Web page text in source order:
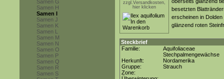
Samen G
Samen H
Samen I
Samen J
Samen K
Samen L
Samen M
Samen N
Samen O
Samen P
Samen Q
Samen R
Samen S
zzgl.Versandkosten,
hier klicken
besetzten
erscheinen in
glänzend roten
Steckbrief
Familie:
Aquifoliaceae
Stechpalmengewächse
Herkunft:
Nordamerika
Gruppe:
Strauch
Zone: